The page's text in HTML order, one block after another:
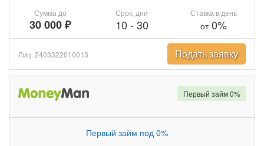
Сумма до
30 000 ₽
Срок, дни
10 - 30
Ставка в день
от0%
Лиц. 2403322010013 Подать заявку
Первый займ под 0%
Первый займ 0%